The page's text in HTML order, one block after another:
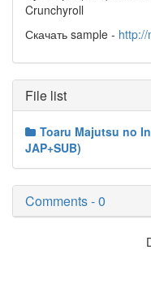
Crunchyroll
Скачать sample -
File list
Toaru Majutsu no
JAP+SUB)
Comments - 0